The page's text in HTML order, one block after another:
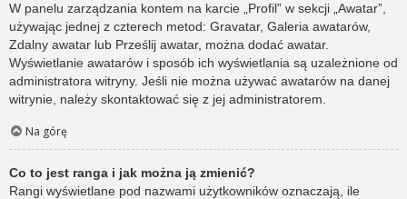
W panelu zarządzania kontem na karcie „Profil” w sekcji „Awatar”,
używając jednej z czterech metod: Gravatar, Galeria awatarów,
Zdalny awatar lub Prześlij awatar, można dodać awatar.
Wyświetlanie awatarów i sposób ich wyświetlania są uzależnione od
administratora witryny. Jeśli nie można używać awatarów na danej
witrynie, należy skontaktować się z jej administratorem.
Na górę
Co to jest ranga i jak można ją zmienić?
Rangi wyświetlane pod nazwami użytkowników oznaczają, ile